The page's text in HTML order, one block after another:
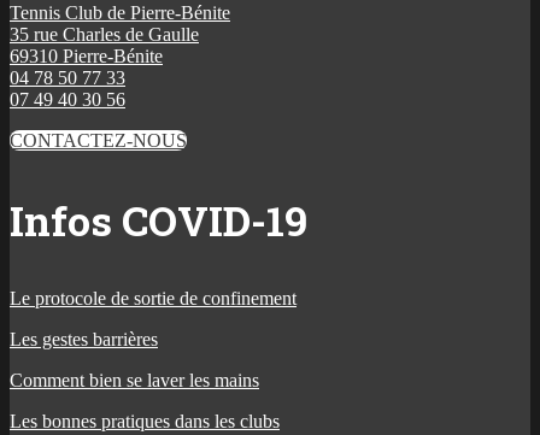
Tennis Club de Pierre-Bénite
35 rue Charles de Gaulle
69310 Pierre-Bénite
04 78 50 77 33
07 49 40 30 56
CONTACTEZ-NOUS
Infos COVID-19
Le protocole de sortie de confinement
Les gestes barrières
Comment bien se laver les mains
Les bonnes pratiques dans les clubs